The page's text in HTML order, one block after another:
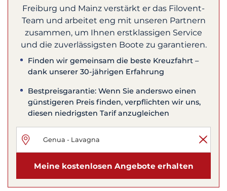
Freiburg und Mainz verstärkt er das Filovent-
Team und arbeitet eng mit unseren Partnern
zusammen, um Ihnen erstklassigen Service
und die zuverlässigsten Boote zu garantieren.
Finden wir gemeinsam die beste Kreuzfahrt –
dank unserer 30-jährigen Erfahrung
Bestpreisgarantie: Wenn Sie anderswo einen
günstigeren Preis finden, verpflichten wir uns,
diesen niedrigsten Tarif anzugleichen
Meine kostenlosen Angebote erhalten